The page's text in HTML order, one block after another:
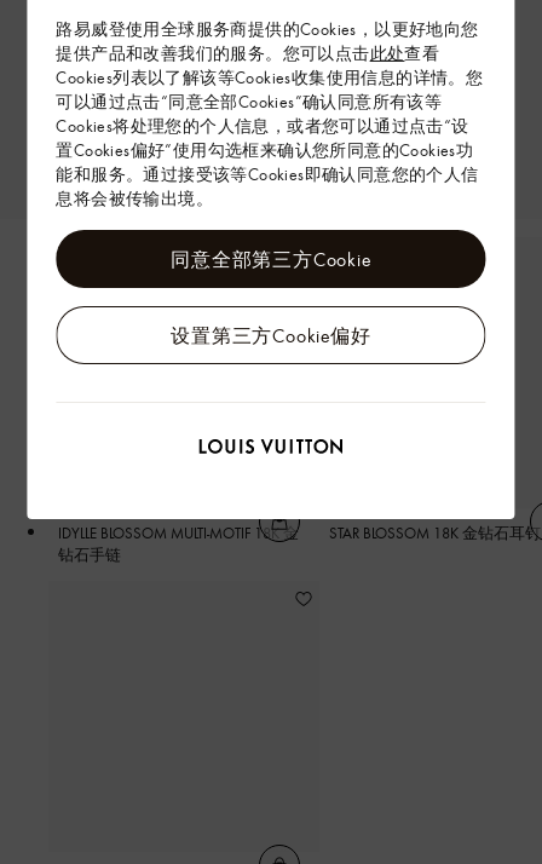
路易威登使用全球服务商提供的Cookies，以更好地向您
提供产品和改善我们的服务。您可以点击此处查看
Cookies列表以了解该等Cookies收集使用信息的详情。您
可以通过点击“同意全部Cookies”确认同意所有该等
Cookies将处理您的个人信息，或者您可以通过点击“设
置Cookies偏好”使用勾选框来确认您所同意的Cookies功
能和服务。通过接受该等Cookies即确认同意您的个人信
息将会被传输出境。
设置第三方Cookie偏好
同意全部第三方Cookie
IDYLLE BLOSSOM MULTI-MOTIF 18K 金
钻石手链
STAR BLOSSOM 18K 金钻石耳钉